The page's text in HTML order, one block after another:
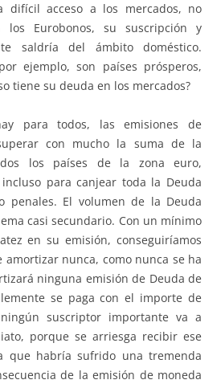
difícil acceso a los mercados, no
los Eurobonos, su suscripción y
saldría del ámbito doméstico.
ejemplo, son países prósperos,
tiene su deuda en los mercados?
para todos, las emisiones de
con mucho la suma de la
los países de la zona euro,
para canjear toda la Deuda
penales. El volumen de la Deuda
casi secundario. Con un mínimo
en su emisión, conseguiríamos
nunca, como nunca se ha
ninguna emisión de Deuda de
se paga con el importe de
suscriptor importante va a
porque se arriesga recibir ese
que habría sufrido una tremenda
de la emisión de moneda